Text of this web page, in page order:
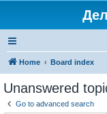
Home Board index
Unanswered
Go to advanced search